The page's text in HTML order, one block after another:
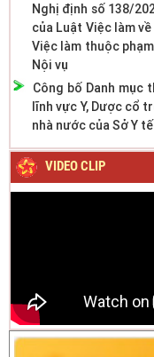
Nghị định số 138/
của Luật Việc làm
Việc làm thuộc
Nội vụ
Công bố Danh mục
lĩnh vực Y, Dược cổ
nhà nước của Sở Y tế
VIDEO CLIP